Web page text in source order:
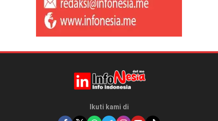
Ikuti kami di